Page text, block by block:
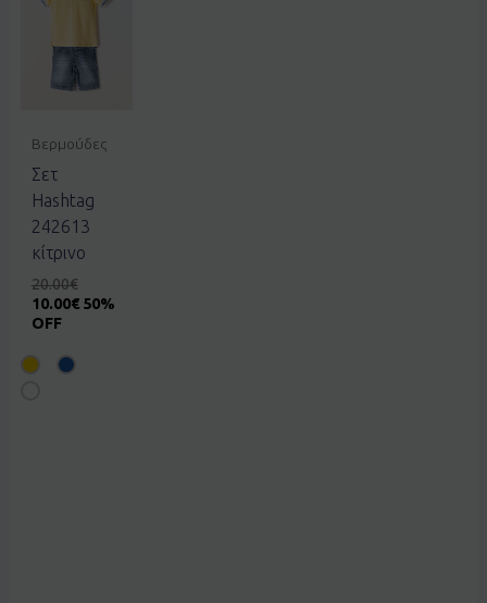
Βερμούδες
Σετ
Hashtag
242613
κίτρινο
20.00€
10.00€ 50%
OFF